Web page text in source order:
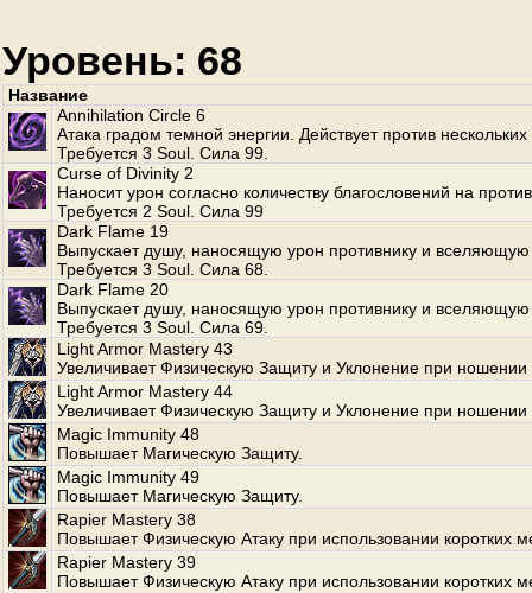
Уровень: 68
Название
Annihilation Circle 6
Атака градом темной энергии. Действует против
Требуется 3 Soul. Сила 99.
Curse of Divinity 2
Наносит урон согласно количеству благословений на
Требуется 2 Soul. Сила 99
Dark Flame 19
Выпускает душу, наносящую урон противнику и вселяющую
Требуется 3 Soul. Сила 68.
Dark Flame 20
Выпускает душу, наносящую урон противнику и вселяющую
Требуется 3 Soul. Сила 69.
Light Armor Mastery 43
Увеличивает Физическую Защиту и Уклонение при ношении
Light Armor Mastery 44
Увеличивает Физическую Защиту и Уклонение при ношении
Magic Immunity 48
Повышает Магическую Защиту.
Magic Immunity 49
Повышает Магическую Защиту.
Rapier Mastery 38
Повышает Физическую Атаку при использовании коротких
Rapier Mastery 39
Повышает Физическую Атаку при использовании коротких